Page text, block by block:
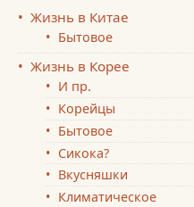
Жизнь в Китае
Бытовое
Жизнь в Корее
И пр.
Корейцы
Бытовое
Сикока?
Вкусняшки
Климатическое